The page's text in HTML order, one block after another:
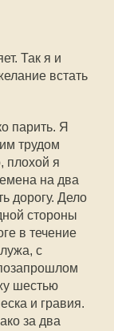
Так я и
встать
парить. Я
трудом
плохой я
на два
дорогу. Дело
стороны
в течение
с
шестью
и гравия.
за два